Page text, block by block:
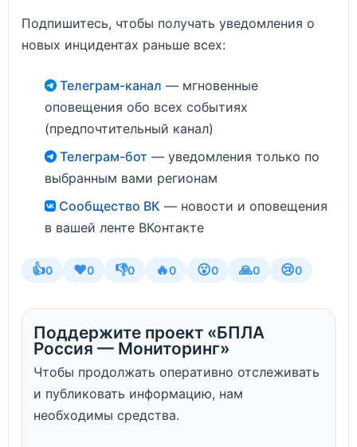
Подпишитесь, чтобы получать уведомления о
новых инцидентах раньше всех:
Телеграм-канал — мгновенные
оповещения обо всех событиях
(предпочтительный канал)
Телеграм-бот — уведомления только по
выбранным вами регионам
Сообщество ВК — новости и оповещения
в вашей ленте ВКонтакте
👍0 ❤️0 👎0 🔥0 😮0 🙏0 😢0
Поддержите проект «БПЛА
Россия — Мониторинг»
Чтобы продолжать оперативно отслеживать
и публиковать информацию, нам
необходимы средства.